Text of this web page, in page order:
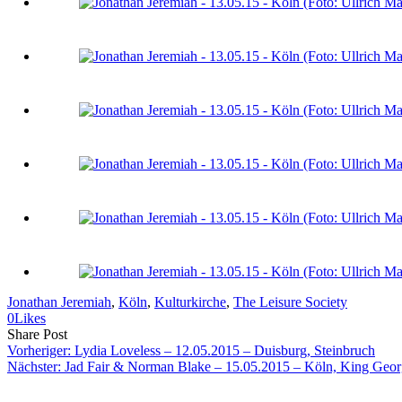
Jonathan Jeremiah, Köln, Kulturkirche, The Leisure Society
0Likes
Share PostShare
on
Facebook
Copy
URL
to
Send
Link
via
Vorheriger: Lydia Loveless – 12.05.2015 – Duisburg, Steinbruch
Nächster: Jad Fair & Norman Blake – 15.05.2015 – Köln, King